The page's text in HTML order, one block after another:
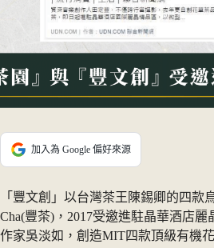
加入為 Google 偏好來源
「豐文創」以台灣茶王陳錫卿的四款
Cha(豐茶)，2017受邀進駐晶華酒店麗
作家吳淡如，創造MIT四款頂級有機花